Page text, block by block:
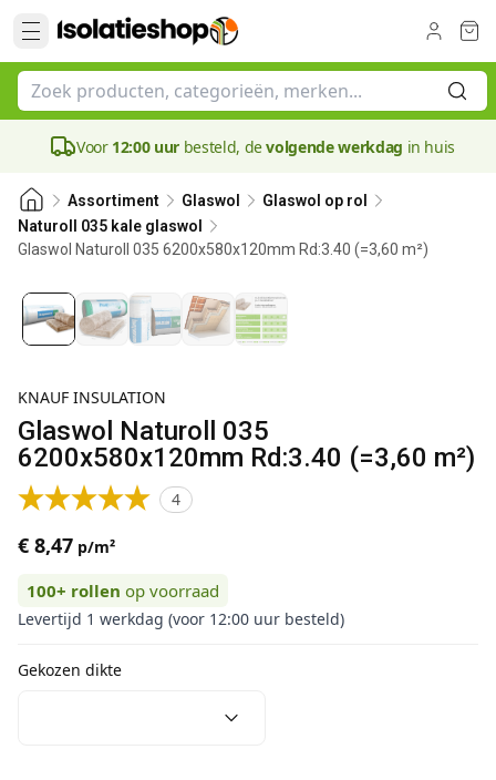
Voor 12:00 uur besteld, devolgende werkdag in huis
Assortiment Glaswol
Glaswol op rol
Naturoll 035 kale glaswol
Glaswol Naturoll 035 6200x580x120mm Rd:3.40 (=3,60 m²)
120 mm
KNAUF INSULATION
Glaswol Naturoll 035
6200x580x120mm Rd:3.40 (=3,60 m²)
4
€ 8,47 p/m²
100+ rollen op voorraad
Levertijd 1 werkdag (voor 12:00 uur besteld)
Gekozen dikte